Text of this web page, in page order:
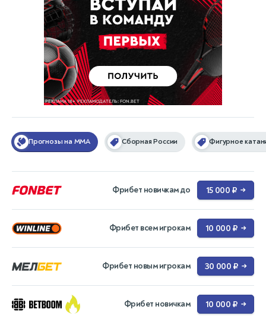
Прогнозы на MMA Сборная России Фигурное
Фрибет новичкам до 15 000 ₽ →
Фрибет всем игрокам 10 000 ₽ →
Фрибет новым игрокам 30 000 ₽ →
Фрибет новичкам 10 000 ₽ →